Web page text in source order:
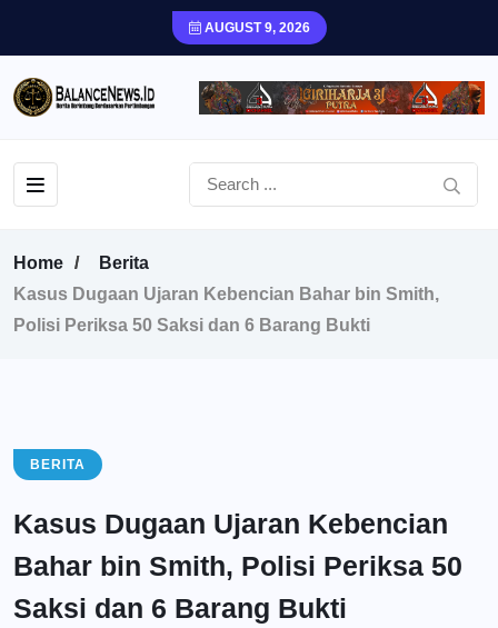
AUGUST 9, 2026
Home
Berita
Kasus Dugaan Ujaran Kebencian Bahar bin Smith,
Polisi Periksa 50 Saksi dan 6 Barang Bukti
BERITA
Kasus Dugaan Ujaran Kebencian
Bahar bin Smith, Polisi Periksa 50
Saksi dan 6 Barang Bukti